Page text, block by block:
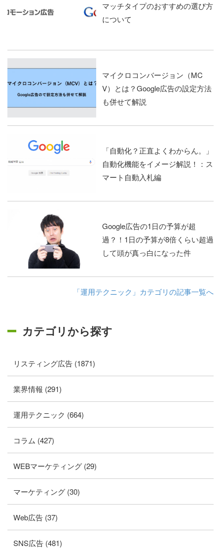
マッチタイプのおすすめの選び方
について
マイクロコンバージョン（MC
V）とは？Google広告の設定方法
も併せて解説
「自動化？正直よくわからん。」
自動化機能をイメージ解説！：ス
マート自動入札編
Google広告の1日の予算が超
過？！1日の予算が8倍くらい超過
して頭が真っ白になった件
「運用テクニック」カテゴリの記事一覧へ
カテゴリから探す
リスティング広告 (1871)
業界情報 (291)
運用テクニック (664)
コラム (427)
WEBマーケティング (29)
マーケティング (30)
Web広告 (37)
SNS広告 (481)